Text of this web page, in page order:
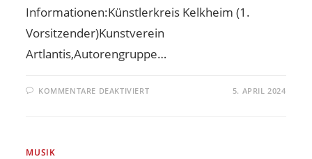
Informationen:Künstlerkreis Kelkheim (1.
Vorsitzender)Kunstverein
Artlantis,Autorengruppe…
KOMMENTARE DEAKTIVIERT 5. APRIL 2024
MUSIK